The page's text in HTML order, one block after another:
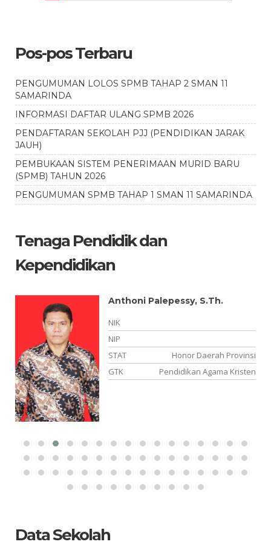
Pos-pos Terbaru
PENGUMUMAN LOLOS SPMB TAHAP 2 SMAN 11
SAMARINDA
INFORMASI DAFTAR ULANG SPMB 2026
PENDAFTARAN SEKOLAH PJJ (PENDIDIKAN JARAK
JAUH)
PEMBUKAAN SISTEM PENERIMAAN MURID BARU
(SPMB) TAHUN 2026
PENGUMUMAN SPMB TAHAP 1 SMAN 11 SAMARINDA
Tenaga Pendidik dan
Kependidikan
Anthoni Palepessy, S.Th.
NIK
NIP
STAT
Honor Daerah Provinsi
GTK
Pendidikan Agama Kristen
Data Sekolah